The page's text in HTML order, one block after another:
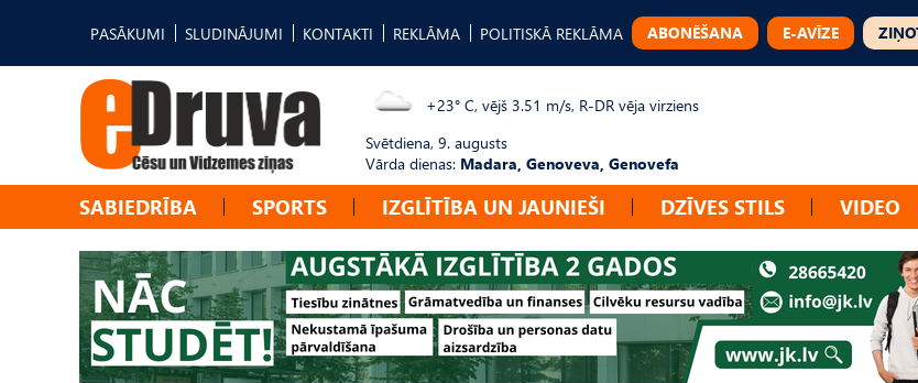
PASĀKUMI SLUDINĀJUMI KONTAKTI REKLĀMA POLITISKĀ REKLĀMA ABONĒŠANA E-AVĪZE
+23° C, vējš 3.51 m/s, R-DR vēja virziens
Svētdiena, 9. augusts
Vārda dienas: Madara, Genoveva, Genovefa
SABIEDRĪBA SPORTS IZGLĪTĪBA UN JAUNIEŠI DZĪVES STILS VIDEO